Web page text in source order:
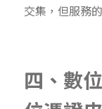
交集，但服務
四、數